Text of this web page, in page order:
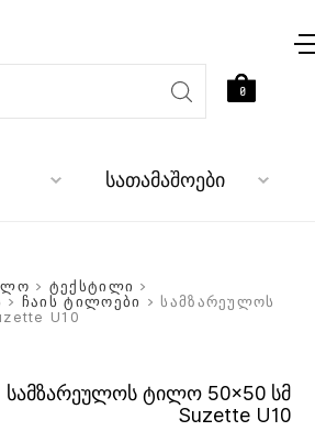
სათამაშოები
0
> ტექსტილი >
> ჩაის ტილოები > სამზარეულოს
U10
სამზარეულოს ტილო 50×50 სმ
Suzette U10